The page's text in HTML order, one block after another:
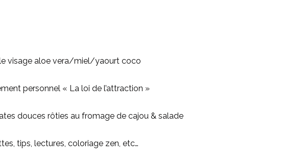
visage aloe vera/miel/yaourt coco
personnel « La loi de l’attraction »
douces rôties au fromage de cajou & salade
tips, lectures, coloriage zen, etc…